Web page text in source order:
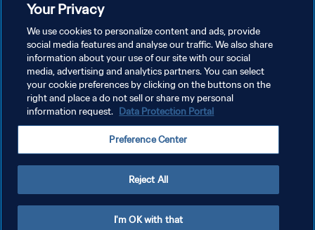
إدارة تفضيلات ملفات تعريف الارتباط
Your Privacy
We use cookies to personalize content and ads, provide
social media features and analyse our traffic. We also share
information about your use of our site with our social
media, advertising and analytics partners. You can select
your cookie preferences by clicking on the buttons on the
right and place a do not sell or share my personal
information request. Data Protection Portal
Preference Center
Reject All
I'm OK with that